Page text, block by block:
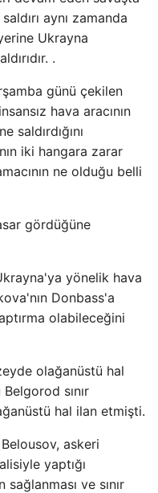
aynı zamanda
Ukrayna
.
günü çekilen
hava aracının
saldırdığını
iki hangara zarar
ne olduğu belli
gördüğüne
yönelik hava
Donbass'a
olabileceğini
olağanüstü hal
sınır
hal ilan etmişti.
askeri
yaptığı
ve sınır